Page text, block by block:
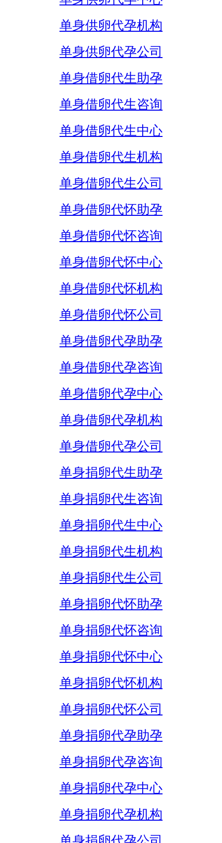
单身供卵代孕机构
单身供卵代孕公司
单身借卵代生助孕
单身借卵代生咨询
单身借卵代生中心
单身借卵代生机构
单身借卵代生公司
单身借卵代怀助孕
单身借卵代怀咨询
单身借卵代怀中心
单身借卵代怀机构
单身借卵代怀公司
单身借卵代孕助孕
单身借卵代孕咨询
单身借卵代孕中心
单身借卵代孕机构
单身借卵代孕公司
单身捐卵代生助孕
单身捐卵代生咨询
单身捐卵代生中心
单身捐卵代生机构
单身捐卵代生公司
单身捐卵代怀助孕
单身捐卵代怀咨询
单身捐卵代怀中心
单身捐卵代怀机构
单身捐卵代怀公司
单身捐卵代孕助孕
单身捐卵代孕咨询
单身捐卵代孕中心
单身捐卵代孕机构